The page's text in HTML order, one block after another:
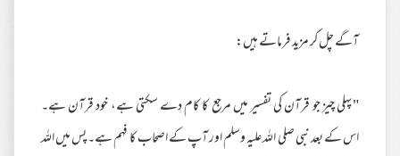
آگے چل کر مزید فرماتے ہیں:
"پہلی چیز جو قرآن کی تفسیر میں مرجع کا کام دے سکتی ہے، خود قرآن ہے۔
اس کے بعد نبی صلی اللہ علیہ وسلم اور آپ کے اصحاب کا فہم ہے۔ پس میں اللہ